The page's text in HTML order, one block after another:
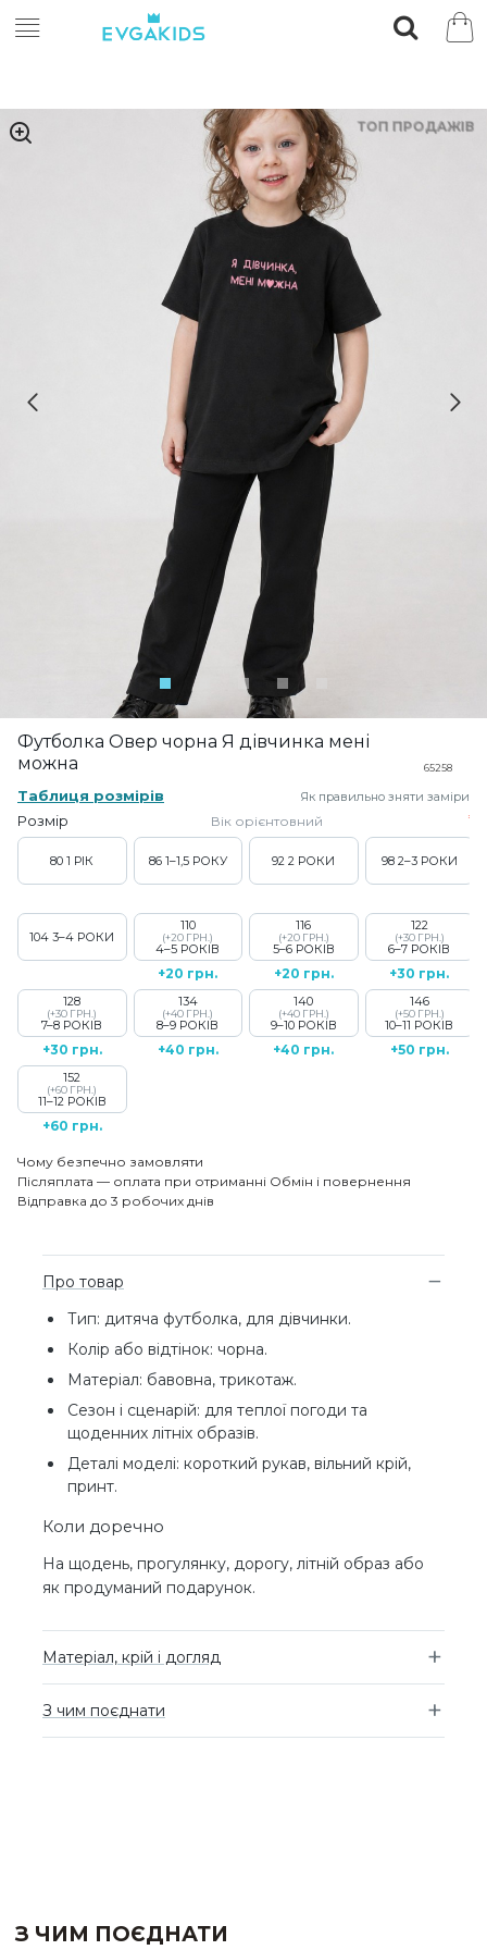
ТОП ПРОДАЖІВ
Футболка Овер чорна Я дівчинка мені
можна
65258
Таблиця розмірів Як правильно зняти заміри
Розмір Вік орієнтовний
80 1 РІК 86 1–1,5 РОКУ 92 2 РОКИ 98 2–3 РОКИ
104 3–4 РОКИ
110
(+20 ГРН.)
4–5 РОКІВ
+20 грн.
116
(+20 ГРН.)
5–6 РОКІВ
+20 грн.
122
(+30 ГРН.)
6–7 РОКІВ
+30 грн.
128
(+30 ГРН.)
7–8 РОКІВ
+30 грн.
134
(+40 ГРН.)
8–9 РОКІВ
+40 грн.
140
(+40 ГРН.)
9–10 РОКІВ
+40 грн.
146
(+50 ГРН.)
10–11 РОКІВ
+50 грн.
152
(+60 ГРН.)
11–12 РОКІВ
+60 грн.
Чому безпечно замовляти
Післяплата — оплата при отриманні Обмін і повернення
Відправка до 3 робочих днів
Про товар
Тип: дитяча футболка, для дівчинки.
Колір або відтінок: чорна.
Матеріал: бавовна, трикотаж.
Сезон і сценарій: для теплої погоди та
щоденних літніх образів.
Деталі моделі: короткий рукав, вільний крій,
принт.
Коли доречно
На щодень, прогулянку, дорогу, літній образ або
як продуманий подарунок.
Матеріал, крій і догляд
З чим поєднати
З ЧИМ ПОЄДНАТИ